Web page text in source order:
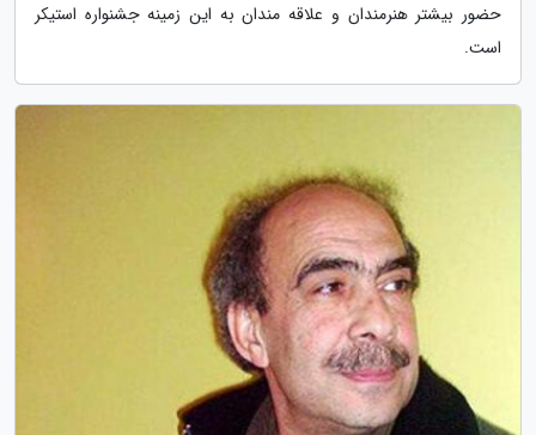
حضور بیشتر هنرمندان و علاقه مندان به این زمینه جشنواره استیکر
است.